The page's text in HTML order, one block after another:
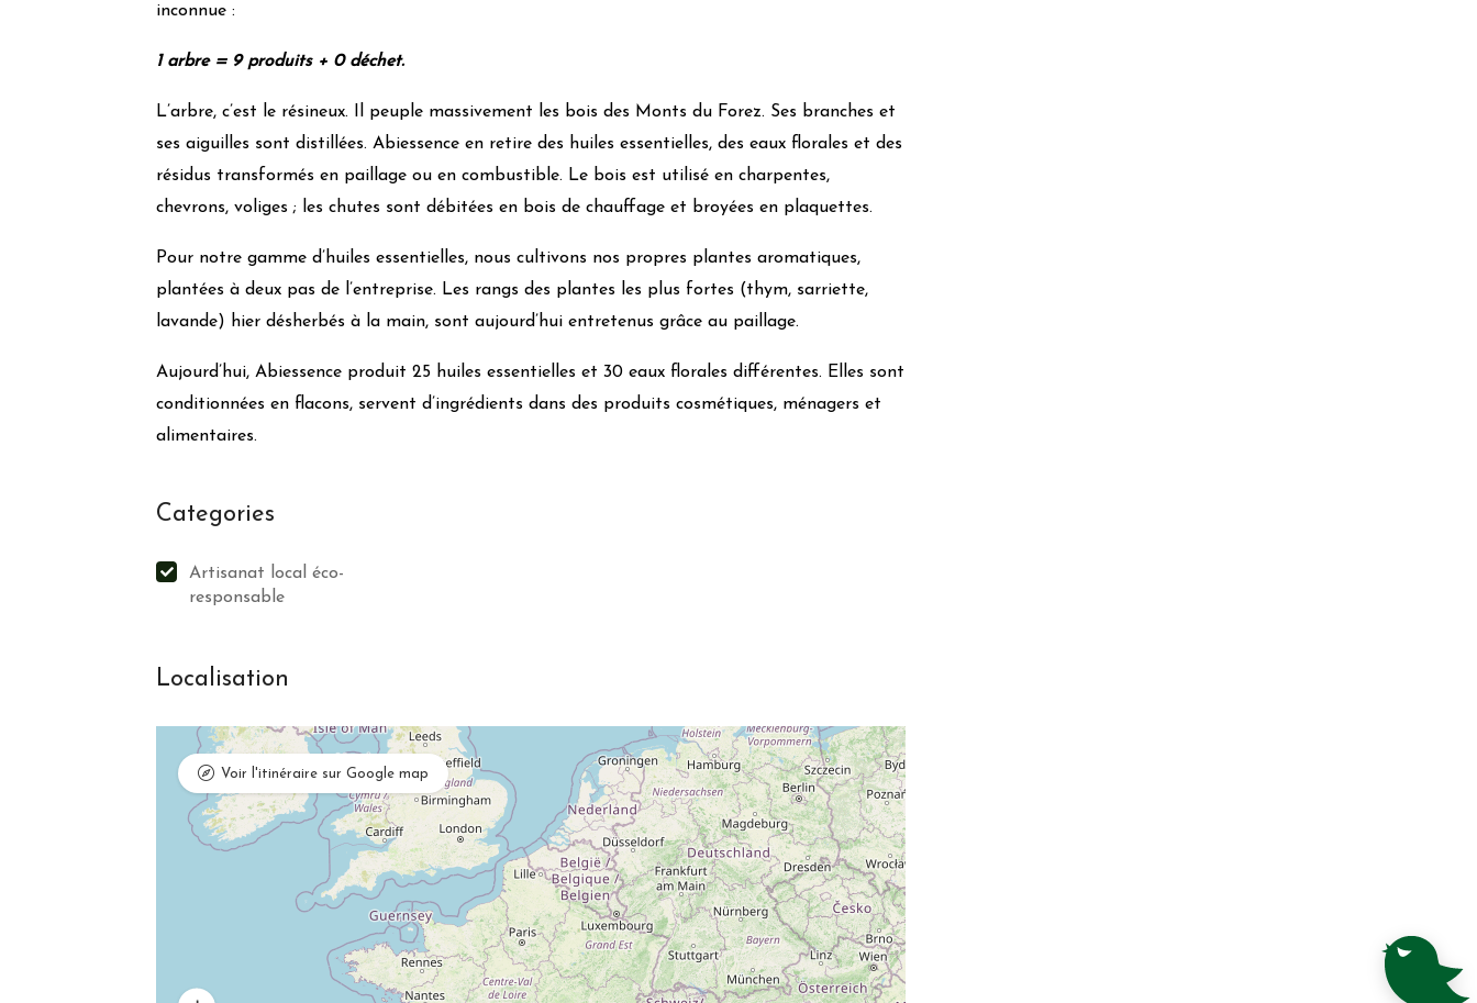
inconnue :
1 arbre = 9 produits + 0 déchet.
L’arbre, c’est le résineux. Il peuple massivement les bois des Monts du Forez. Ses branches et
ses aiguilles sont distillées. Abiessence en retire des huiles essentielles, des eaux florales et des
résidus transformés en paillage ou en combustible. Le bois est utilisé en charpentes,
chevrons, voliges ; les chutes sont débitées en bois de chauffage et broyées en plaquettes.
Pour notre gamme d’huiles essentielles, nous cultivons nos propres plantes aromatiques,
plantées à deux pas de l’entreprise. Les rangs des plantes les plus fortes (thym, sarriette,
lavande) hier désherbés à la main, sont aujourd’hui entretenus grâce au paillage.
Aujourd’hui, Abiessence produit 25 huiles essentielles et 30 eaux florales différentes. Elles sont
conditionnées en flacons, servent d’ingrédients dans des produits cosmétiques, ménagers et
alimentaires.
Categories
Artisanat local éco-
responsable
Localisation
Voir l'itinéraire sur Google map